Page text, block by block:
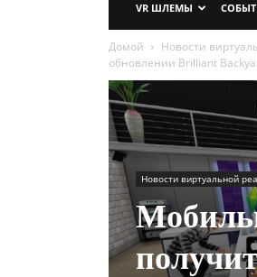
VR ШЛЕМЫ
Домой Новости
обновлении Brilliant
Новости виртуальной